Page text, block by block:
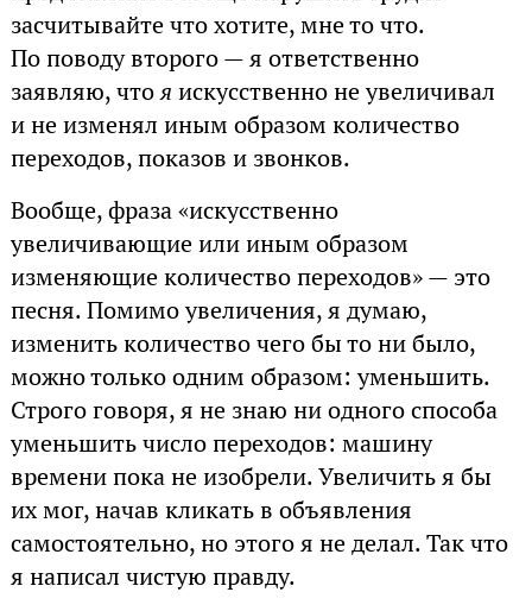
засчитывайте что хотите, мне то что.
По поводу второго — я ответственно
заявляю, чтоя искусственно не увеличивал
и не изменял иным образом количество
переходов, показов и звонков.
Вообще, фраза «искусственно
увеличивающие или иным образом
изменяющие количество переходов» — это
песня. Помимо увеличения, я думаю,
изменить количество чего бы то ни было,
можно только одним образом: уменьшить.
Строго говоря, я не знаю ни одного способа
уменьшить число переходов: машину
времени пока не изобрели. Увеличить я бы
их мог, начав кликать в объявления
самостоятельно, но этого я не делал. Так что
я написал чистую правду.